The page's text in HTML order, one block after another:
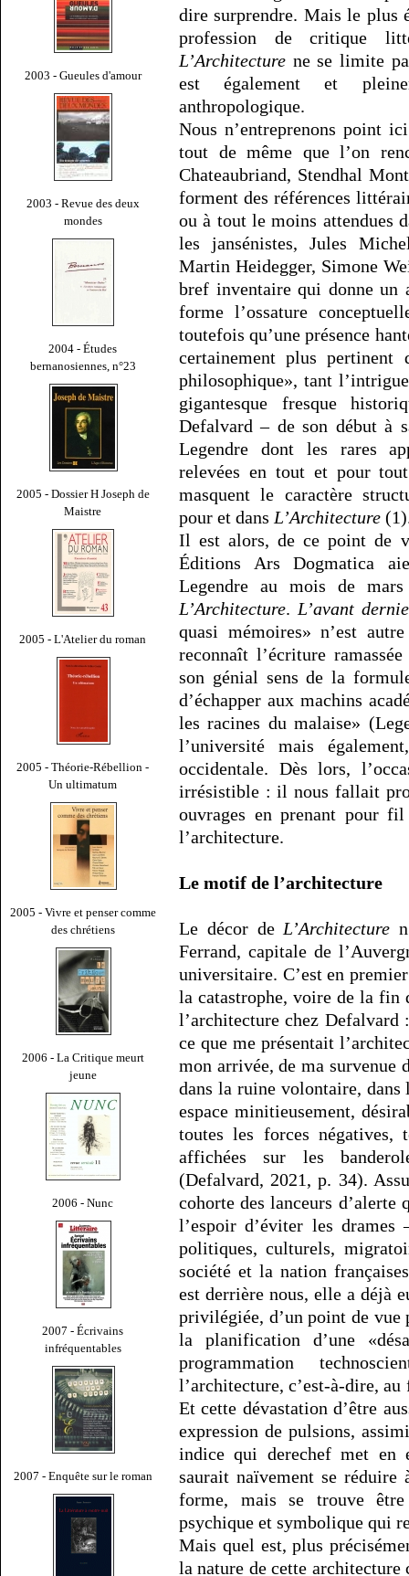
2003 - Gueules d'amour
2003 - Revue des deux
mondes
2004 - Études
bernanosiennes, n°23
2005 - Dossier H Joseph de
Maistre
2005 - L'Atelier du roman
2005 - Théorie-Rébellion -
Un ultimatum
2005 - Vivre et penser comme
des chrétiens
2006 - La Critique meurt
jeune
2006 - Nunc
2007 - Écrivains
infréquentables
2007 - Enquête sur le roman
dire surprendre. Mais le plus
profession de critique
L’Architecture ne se limite
est également et
anthropologique.
Nous n’entreprenons point
tout de même que l’on
Chateaubriand, Stendhal
forment des références
ou à tout le moins attendues
les jansénistes, Jules
Martin Heidegger, Simone
bref inventaire qui donne un
forme l’ossature
toutefois qu’une présence
certainement plus
philosophique», tant
gigantesque fresque
Defalvard – de son début à
Legendre dont les rares
relevées en tout et pour
masquent le caractère
pour et dans L’Architecture
Il est alors, de ce point de
Éditions Ars Dogmatica
Legendre au mois de
L’Architecture. L’avant
quasi mémoires» n’est
reconnaît l’écriture
son génial sens de la
d’échapper aux machins
les racines du malaise»
l’université mais
occidentale. Dès lors,
irrésistible : il nous fallait
ouvrages en prenant pour
l’architecture.
Le motif de l’architecture
Le décor de L’Architecture
Ferrand, capitale de
universitaire. C’est en
la catastrophe, voire de la fin
l’architecture chez
ce que me présentait
mon arrivée, de ma survenue
dans la ruine volontaire,
espace minitieusement,
toutes les forces négatives,
affichées sur les
(Defalvard, 2021, p. 34).
cohorte des lanceurs d’alerte
l’espoir d’éviter les drames
politiques, culturels,
société et la nation
est derrière nous, elle a déjà
privilégiée, d’un point de vue
la planification d’une
programmation
l’architecture, c’est-à-dire,
Et cette dévastation d’être
expression de pulsions,
indice qui derechef met en
saurait naïvement se réduire
forme, mais se trouve
psychique et symbolique qui
Mais quel est, plus
la nature de cette architecture